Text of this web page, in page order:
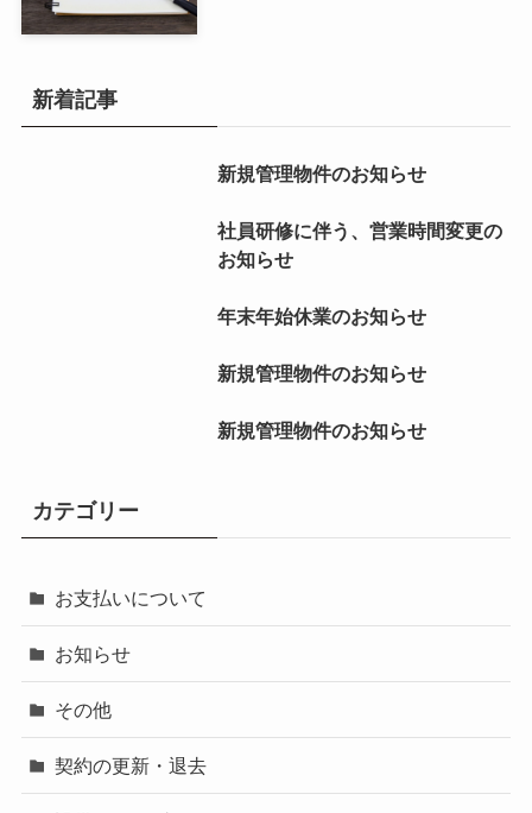
新着記事
新規管理物件のお知らせ
社員研修に伴う、営業時間変更の
お知らせ
年末年始休業のお知らせ
新規管理物件のお知らせ
新規管理物件のお知らせ
カテゴリー
お支払いについて
お知らせ
その他
契約の更新・退去